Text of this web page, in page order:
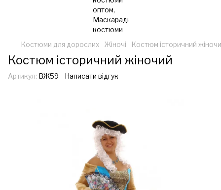
Костюми для дорослих Жіночі Костюм історичний
Костюм історичний жіночий
Артикул: ВЖ59 Написати відгук